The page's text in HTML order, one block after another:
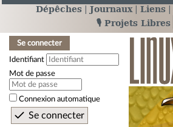
Dépêches Journaux Liens
🎙️ Projets Libres
Se connecter
Identifiant
Mot de passe
Connexion automatique